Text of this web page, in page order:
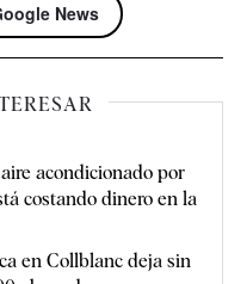
News
acondicionado por
costando dinero en la
en Collblanc deja sin